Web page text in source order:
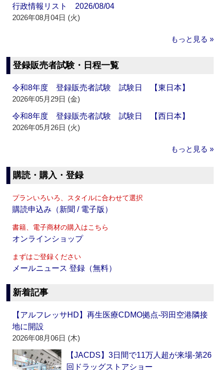
行政情報リスト 2026/08/04
2026年08月04日 (火)
もっと見る »
登録販売者試験・日程一覧
令和8年度 登録販売者試験 試験日 【東日本】
2026年05月29日 (金)
令和8年度 登録販売者試験 試験日 【西日本】
2026年05月26日 (火)
もっと見る »
購読・購入・登録
プランいろいろ、スタイルに合わせて選択
購読申込み（新聞 / 電子版）
書籍、電子商材の購入はこちら
オンラインショップ
まずはご登録ください
メールニュース 登録（無料）
新着記事
【アルフレッサHD】再生医療CDMO拠点‐羽田空港隣接
地に開設
2026年08月06日 (木)
【JACDS】3日間で11万人超が来場‐第26
回ドラッグストアショー